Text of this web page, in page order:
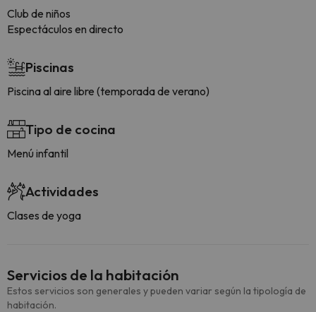
Club de niños
Espectáculos en directo
Piscinas
Piscina al aire libre (temporada de verano)
Tipo de cocina
Menú infantil
Actividades
Clases de yoga
Servicios de la habitación
Estos servicios son generales y pueden variar según la tipología de
habitación.